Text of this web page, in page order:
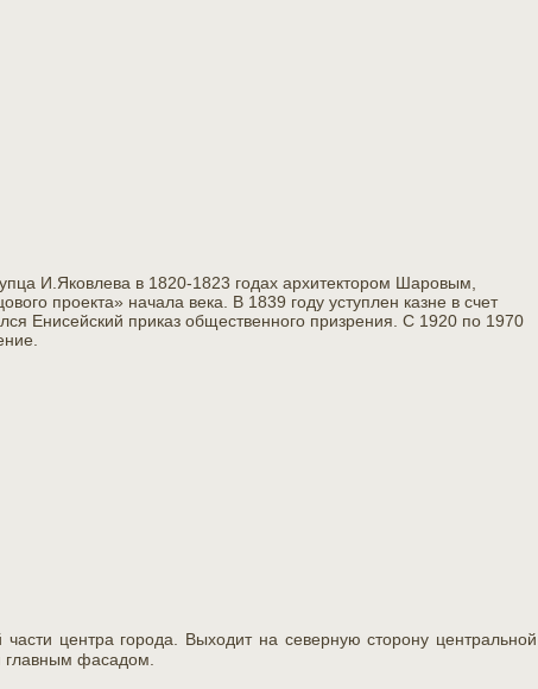
И.Яковлева в 1820-1823 годах архитектором Шаровым,
проекта» начала века. В 1839 году уступлен казне в счет
Енисейский приказ общественного призрения. С 1920 по 1970
центра города. Выходит на северную сторону центральной
фасадом.